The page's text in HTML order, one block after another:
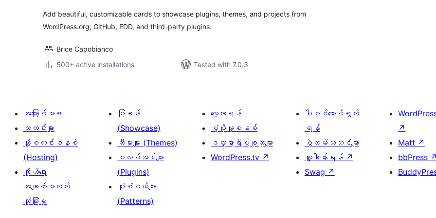
Add beautiful, customizable cards to showcase plugins, themes, and projects from
WordPress.org, GitHub, EDD, and third-party plugins.
Brice Capobianco
500+ active installations
Tested with 7.0.3
အကြောင်းအရာ
သတင်းများ
ဟို့စတင်းစနစ်
(Hosting)
ကိုယ်ရေး
အချက်အလက်
လုံခြုံမှု
ပြခန်း
(Showcase)
သီးမားများ (Themes)
ပလပ်အင်များ
(Plugins)
ပုံစံငယ်များ
(Patterns)
လေ့လာရန်
ပံ့ပိုးမှုစနစ်
ဒဏ္ဍာရီပြုစုသူများ
WordPress.tv ↗
ပါဝင်ဆောင်ရွက်
ရန်
ပွဲလမ်းသဘင်များ
လှူဒါန်းရန် ↗
Swag ↗
↗
Matt ↗
bbPress ↗